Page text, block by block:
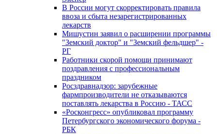
В России могут скорректировать правила
ввоза и сбыта незарегистрированных
лекарств
Мишустин заявил о расширении программы
"Земский доктор" и "Земский фельдшер" -
РГ
Работники скорой помощи принимают
поздравления с профессиональным
праздником
Росздравнадзор: зарубежные
фармпроизводители не отказываются
поставлять лекарства в Россию - ТАСС
«Росконгресс» опубликовал программу
Петербургского экономического форума -
РБК